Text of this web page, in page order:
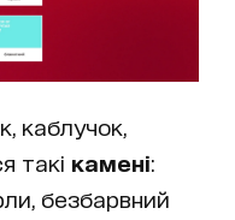
каблучок,
такі камені:
безбарвний